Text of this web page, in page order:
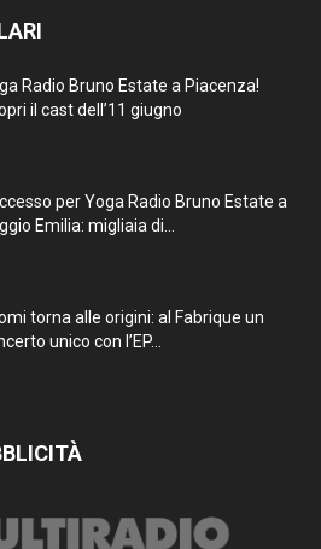
Radio Bruno Estate a Piacenza!
il cast dell’11 giugno
per Yoga Radio Bruno Estate a
Emilia: migliaia di...
torna alle origini: al Fabrique un
unico con l’EP...